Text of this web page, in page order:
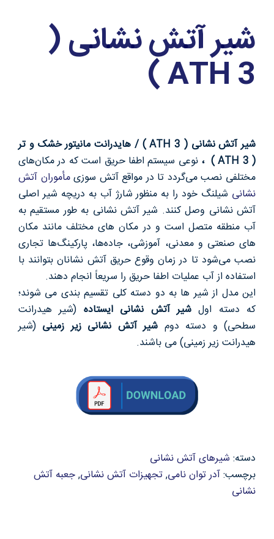
شیر آتش نشانی (
ATH 3 )
شیر آتش نشانی ( ATH 3 ) / هایدرانت مانیتور خشک و تر
( ATH 3 ) ،
نوعی سیستم اطفا حریق است که در مکان‌های
مختلفی نصب می‌گردد تا در مواقع آتش سوزیمأموران آتش
نشانی شیلنگ خود را به منظور شارژ آب به دریچه شیر اصلی
آتش نشانی وصل کنند. شیر آتش نشانی به طور مستقیم به
آب منطقه متصل است و در مکان ‌های مختلف مانند مکان
های صنعتی و معدنی، آموزشی، جاده‌ها، پارکینگ‌ها تجاری
نصب می‌شود تا در زمان وقوع حریق آتش نشانان بتوانند با
استفاده از آب عملیات اطفا حریق را سریعاً انجام دهند.
این مدل از شیر ها به دو دسته کلی تقسیم بندی می شوند؛
که دسته اولشیر آتش نشانی ایستاده (شیر هیدرانت
سطحی) و دسته دوم شیر آتش نشانی زیر زمینی (شیر
هیدرانت زیر زمینی) می باشند.
دسته: شیرهای آتش نشانی
برچسب:آدر توان نامی,تجهیزات آتش نشانی,جعبه آتش
نشانی